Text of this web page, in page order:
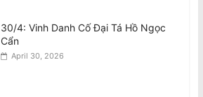
30/4: Vinh Danh Cố Đại Tá Hồ Ngọc
Cẩn
April 30, 2026